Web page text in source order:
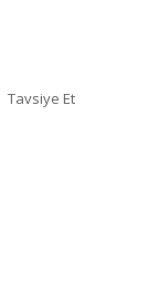
Tavsiye Et